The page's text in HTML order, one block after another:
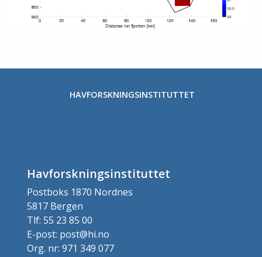
HAVFORSKNINGSINSTITUTTET
Havforskningsinstituttet
Postboks 1870 Nordnes
5817 Bergen
Tlf: 55 23 85 00
E-post: post@hi.no
Org. nr: 971 349 077